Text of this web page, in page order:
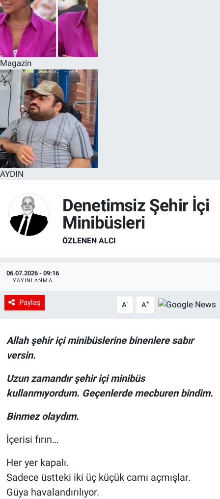
Magazin
AYDIN
Denetimsiz Şehir İçi
Minibüsleri
ÖZLENEN ALCI
06.07.2026 - 09:16
YAYINLANMA
Paylaş A- A+
Allah şehir içi minibüslerine binenlere sabır
versin.
Uzun zamandır şehir içi minibüs
kullanmıyordum. Geçenlerde mecburen bindim.
Binmez olaydım.
İçerisi fırın…
Her yer kapalı.
Sadece üstteki iki üç küçük camı açmışlar.
Güya havalandırılıyor.